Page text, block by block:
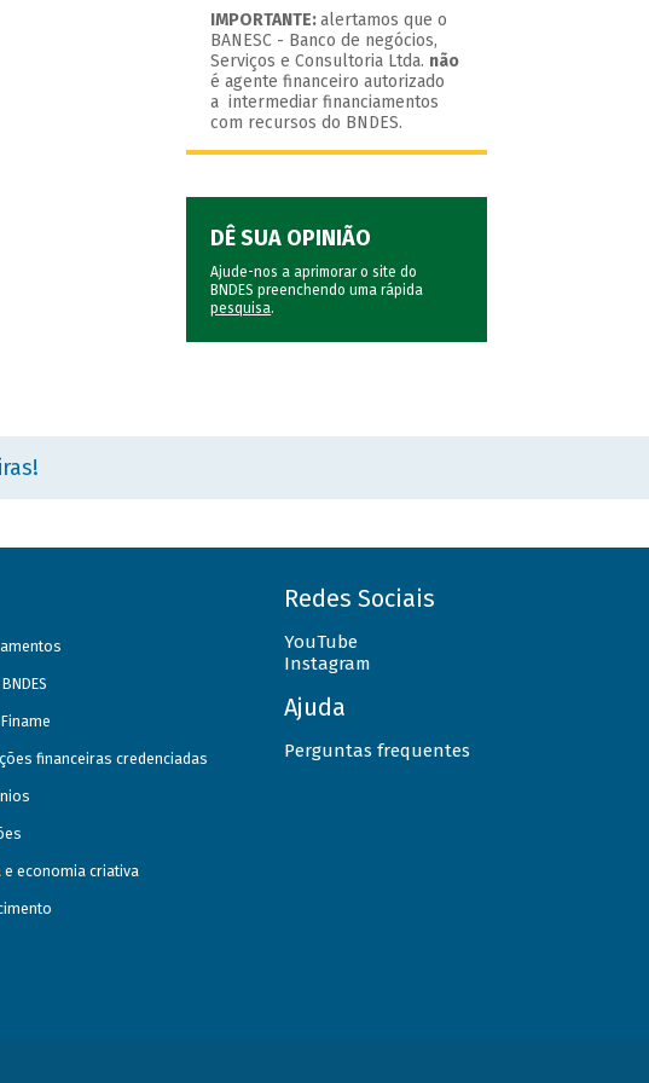
IMPORTANTE:alertamos que o
BANESC - Banco de negócios,
Serviços e Consultoria Ltda. não
é agente financeiro autorizado
a intermediar financiamentos
com recursos do BNDES.
DÊ SUA OPINIÃO
Ajude-nos a aprimorar o site do
BNDES preenchendo uma rápida
pesquisa.
Finame
financeiras credenciadas
e economia criativa
Redes Sociais
YouTube
Instagram
Ajuda
Perguntas frequentes